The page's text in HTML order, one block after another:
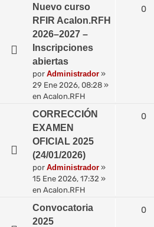
Nuevo curso
RFIR Acalon.RFH
2026–2027 –
Inscripciones
abiertas
por Administrador »
29 Ene 2026, 08:28 »
en Acalon.RFH
0
CORRECCIÓN
EXAMEN
OFICIAL 2025
(24/01/2026)
por Administrador »
15 Ene 2026, 17:32 »
en Acalon.RFH
0
Convocatoria
2025
0